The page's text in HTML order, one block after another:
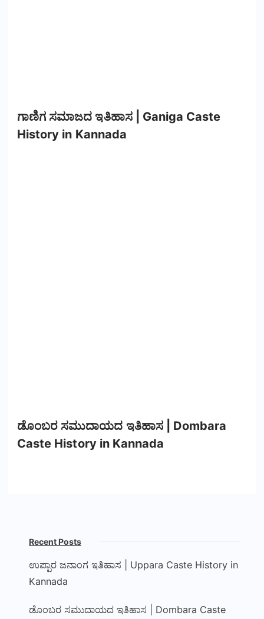
ಗಾಣಿಗ ಸಮಾಜದ ಇತಿಹಾಸ | Ganiga Caste
History in Kannada
ಡೊಂಬರ ಸಮುದಾಯದ ಇತಿಹಾಸ | Dombara
Caste History in Kannada
Recent Posts
ಉಪ್ಪಾರ ಜನಾಂಗ ಇತಿಹಾಸ | Uppara Caste History in
Kannada
ಡೊಂಬರ ಸಮುದಾಯದ ಇತಿಹಾಸ | Dombara Caste